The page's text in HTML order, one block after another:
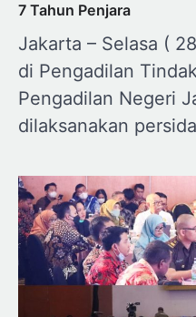
7 Tahun Penjara
Jakarta – Selasa (
di Pengadilan
Pengadilan Negeri
dilaksanakan